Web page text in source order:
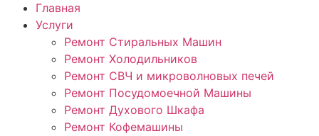
Главная
Услуги
Ремонт Стиральных Машин
Ремонт Холодильников
Ремонт СВЧ и микроволновых печей
Ремонт Посудомоечной Машины
Ремонт Духового Шкафа
Ремонт Кофемашины